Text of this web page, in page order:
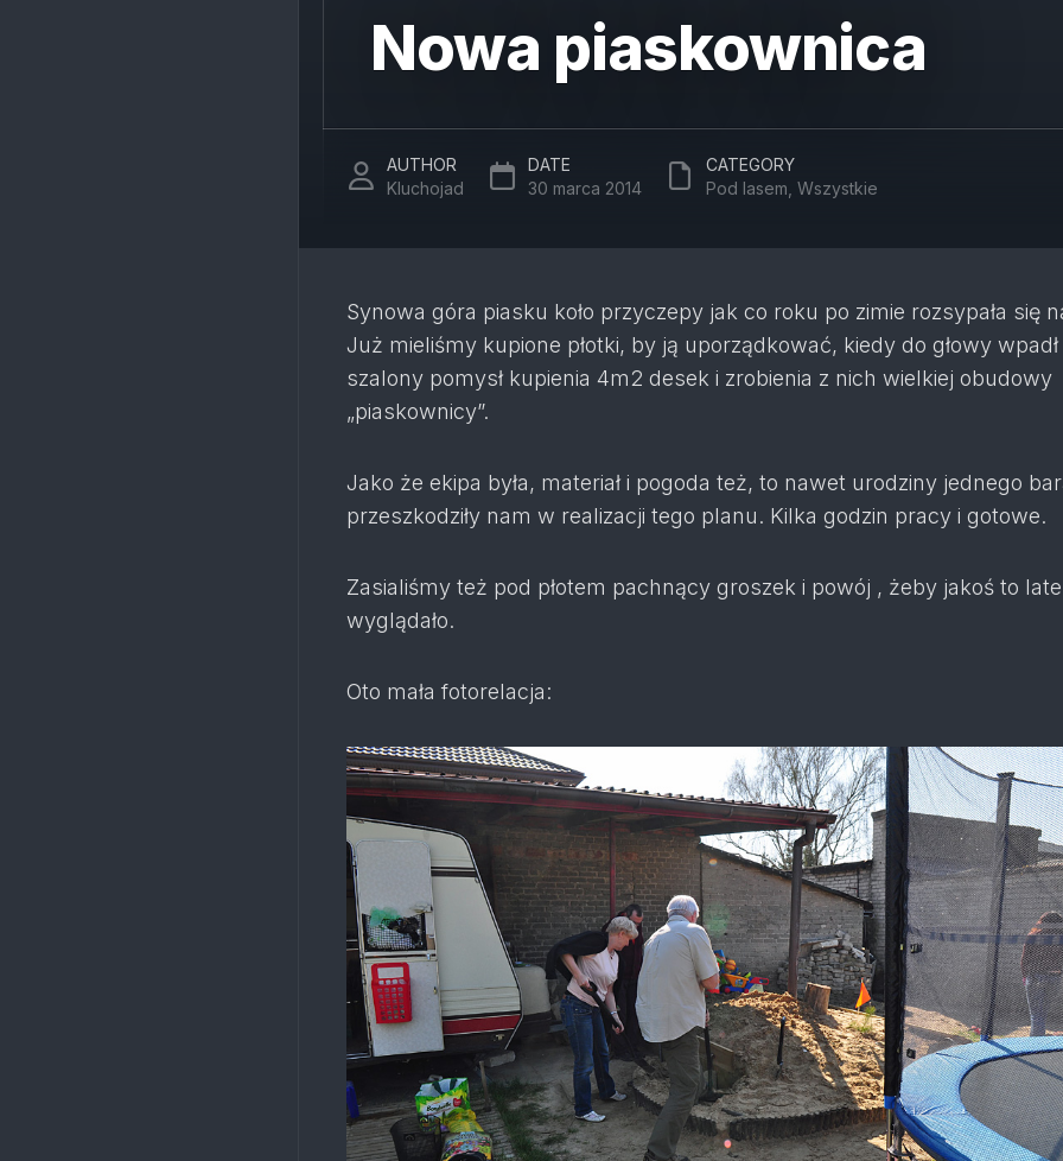
Nowa piaskownica
AUTHOR
Kluchojad
DATE
30 marca 2014
CATEGORY
Pod lasem Wszystkie
Synowa góra piasku koło przyczepy jak co roku po zimie rozsypała się
Już mieliśmy kupione płotki, by ją uporządkować, kiedy do głowy
szalony pomysł kupienia 4m2 desek i zrobienia z nich wielkiej obudowy
„piaskownicy”.
Jako że ekipa była, materiał i pogoda też, to nawet urodziny jednego
przeszkodziły nam w realizacji tego planu. Kilka godzin pracy i gotowe.
Zasialiśmy też pod płotem pachnący groszek i powój , żeby jakoś to
wyglądało.
Oto mała fotorelacja: